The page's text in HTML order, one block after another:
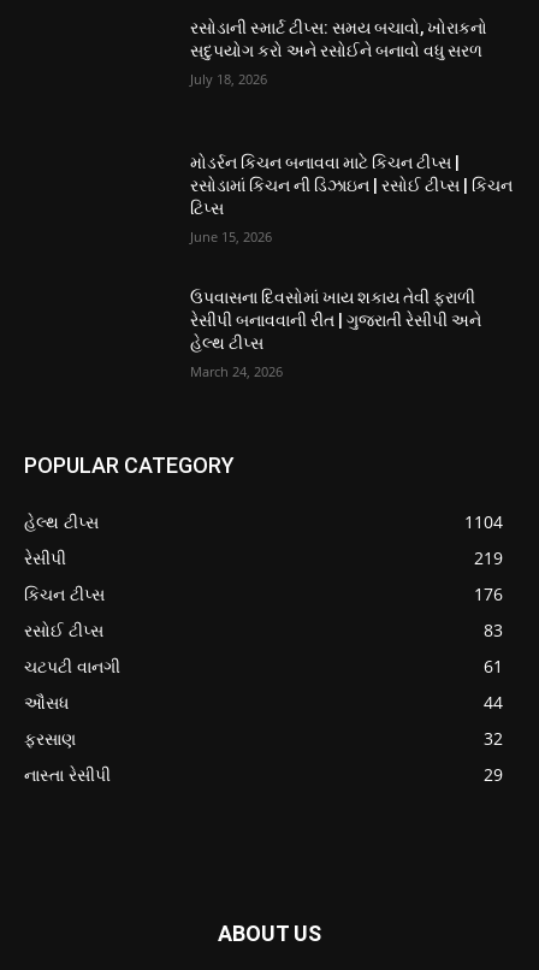
રસોડાની સ્માર્ટ ટીપ્સ: સમય બચાવો, ખોરાકનો
સદુપયોગ કરો અને રસોઈને બનાવો વધુ સરળ
July 18, 2026
મોડર્રન કિચન બનાવવા માટે કિચન ટીપ્સ |
રસોડામાં કિચન ની ડિઝાઇન | રસોઈ ટીપ્સ | કિચન
ટિપ્સ
June 15, 2026
ઉપવાસના દિવસોમાં ખાય શકાય તેવી ફરાળી
રેસીપી બનાવવાની રીત | ગુજરાતી રેસીપી અને
હેલ્થ ટીપ્સ
March 24, 2026
POPULAR CATEGORY
હેલ્થ ટીપ્સ
1104
રેસીપી
219
કિચન ટીપ્સ
176
રસોઈ ટીપ્સ
83
ચટપટી વાનગી
61
ઔસધ
44
ફરસાણ
32
નાસ્તા રેસીપી
29
ABOUT US